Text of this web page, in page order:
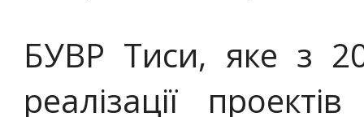
БУВР Тиси, яке з
реалізації